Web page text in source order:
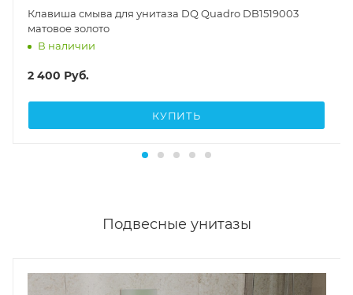
Клавиша смыва для унитаза DQ Quadro DB1519003
матовое золото
В наличии
2 400 Руб.
КУПИТЬ
Подвесные унитазы